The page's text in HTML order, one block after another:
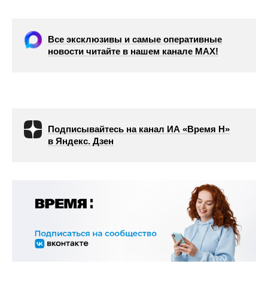
Все эксклюзивы и самые оперативные
новости читайте в нашем канале МАХ!
Подписывайтесь на канал ИА «Время Н»
в Яндекс. Дзен